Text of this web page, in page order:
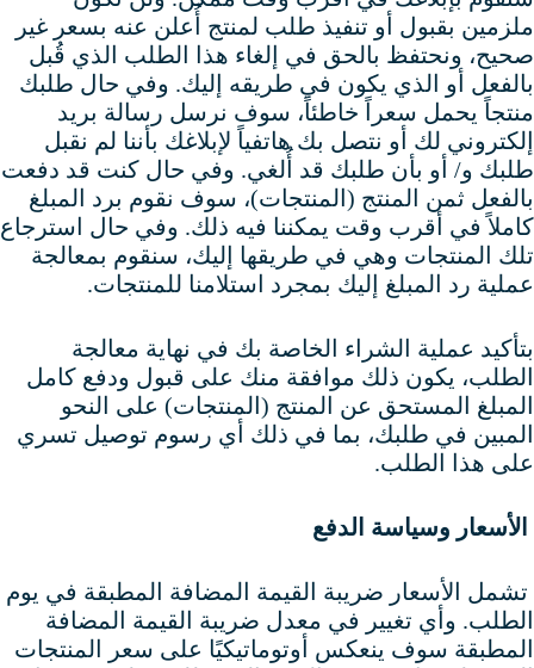
ملزمين بقبول أو تنفيذ طلب لمنتج أُعلن عنه بسعر غير
صحيح، ونحتفظ بالحق في إلغاء هذا الطلب الذي قُبل
بالفعل أو الذي يكون في طريقه إليك. وفي حال طلبك
منتجاً يحمل سعراً خاطئاً، سوف نرسل رسالة بريد
إلكتروني لك أو نتصل بك هاتفياً لإبلاغك بأننا لم نقبل
طلبك و/ أو بأن طلبك قد أُلغي. وفي حال كنت قد دفعت
بالفعل ثمن المنتج (المنتجات)، سوف نقوم برد المبلغ
كاملاً في أقرب وقت يمكننا فيه ذلك. وفي حال استرجاع
تلك المنتجات وهي في طريقها إليك، سنقوم بمعالجة
عملية رد المبلغ إليك بمجرد استلامنا للمنتجات.
بتأكيد عملية الشراء الخاصة بك في نهاية معالجة
الطلب، يكون ذلك موافقة منك على قبول ودفع كامل
المبلغ المستحق عن المنتج (المنتجات) على النحو
المبين في طلبك، بما في ذلك أي رسوم توصيل تسري
على هذا الطلب.
الأسعار وسياسة الدفع
تشمل الأسعار ضريبة القيمة المضافة المطبقة في يوم
الطلب. وأي تغيير في معدل ضريبة القيمة المضافة
المطبقة سوف ينعكس أوتوماتيكيًا على سعر المنتجات